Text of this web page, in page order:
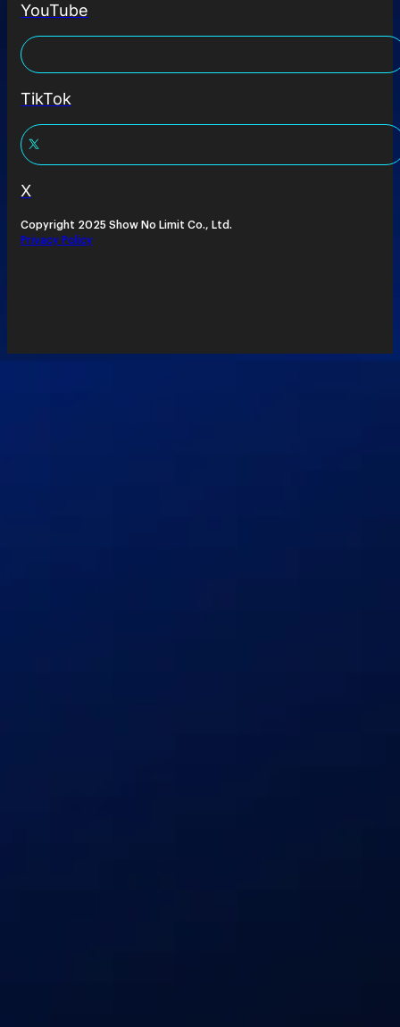
YouTube
TikTok
X
Copyright 2025 Show No Limit Co., Ltd.
Privacy Policy